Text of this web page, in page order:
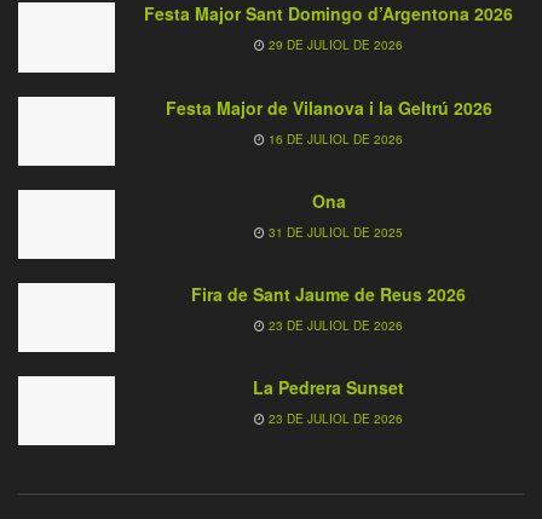
Festa Major Sant Domingo d’Argentona 2026
29 DE JULIOL DE 2026
Festa Major de Vilanova i la Geltrú 2026
16 DE JULIOL DE 2026
Ona
31 DE JULIOL DE 2025
Fira de Sant Jaume de Reus 2026
23 DE JULIOL DE 2026
La Pedrera Sunset
23 DE JULIOL DE 2026